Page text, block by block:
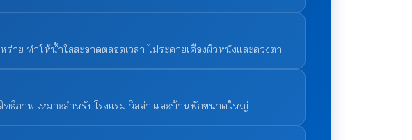
าย ทำให้น้ำใสสะอาดตลอดเวลา ไม่ระคายเคืองผิวหนังและดวงตา
ทธิภาพ เหมาะสำหรับโรงแรม วิลล่า และบ้านพักขนาดใหญ่